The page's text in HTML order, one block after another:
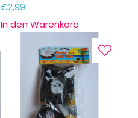
€2,99
In den Warenkorb